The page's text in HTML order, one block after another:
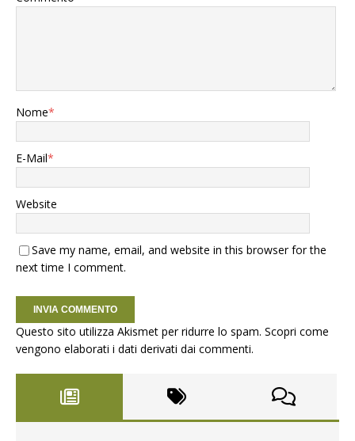
Nome*
E-Mail*
Website
Save my name, email, and website in this browser for the
next time I comment.
Questo sito utilizza Akismet per ridurre lo spam. Scopri come
vengono elaborati i dati derivati dai commenti.